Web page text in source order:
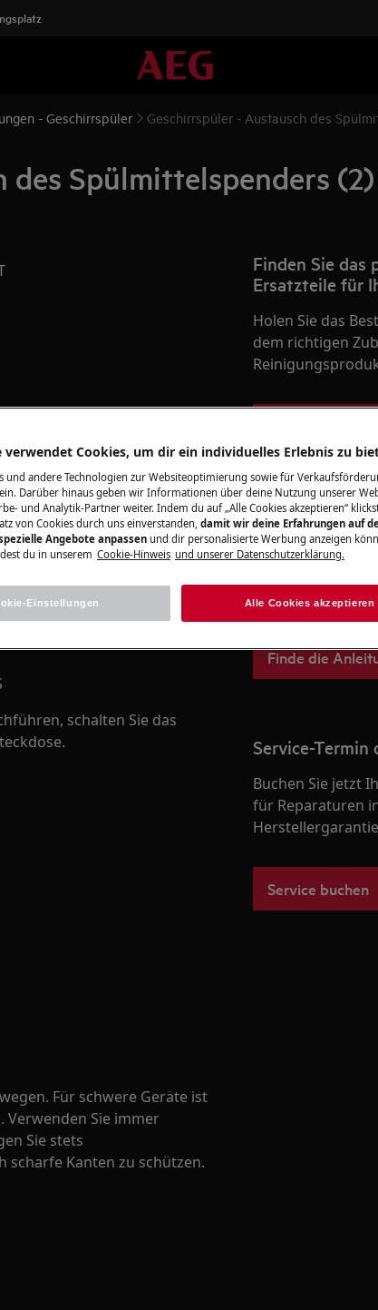
- Geschirrspüler Geschirrspüler - Austausch des
des Spülmittelspenders (2)
im Benutzerhandbuch
durchführen.
schalten Sie das
Für schwere Geräte ist
Verwenden Sie immer
Sie stets
scharfe Kanten zu schützen.
Finden Sie das
Ersatzteile für
Holen Sie das
dem richtigen
Lösen Sie
Ihrem Produkt.
Finde die
Service-Termin
Buchen Sie jetzt
für Reparaturen
Service buchen
verwendet Cookies, um dir ein individuelles Erlebnis zu
und andere Technologien zur Websiteoptimierung sowie für
Darüber hinaus geben wir Informationen über deine Nutzung unserer
und Analytik-Partner weiter. Indem du auf „Alle Cookies akzeptieren“
von Cookies durch uns einverstanden, damit wir deine Erfahrungen auf
Angebote anpassen und dir personalisierte Werbung anzeigen
du in unserem Cookie-Hinweis und unserer Datenschutzerklärung.
Einstellungen Alle Cookies akzeptieren